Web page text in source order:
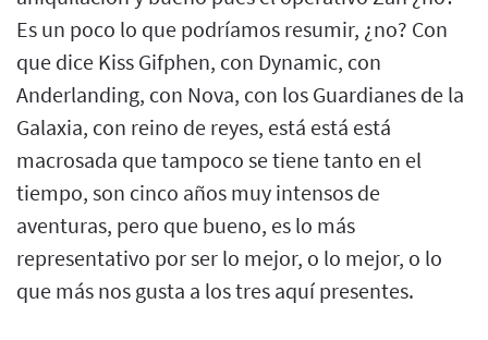
Es un poco lo que podríamos resumir, ¿no? Con
que dice Kiss Gifphen, con Dynamic, con
Anderlanding, con Nova, con los Guardianes de la
Galaxia, con reino de reyes, está está está
macrosada que tampoco se tiene tanto en el
tiempo, son cinco años muy intensos de
aventuras, pero que bueno, es lo más
representativo por ser lo mejor, o lo mejor, o lo
que más nos gusta a los tres aquí presentes.